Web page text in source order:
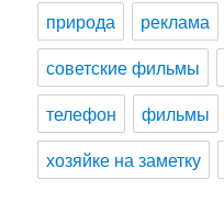
природа
реклама
советские фильмы
телефон
фильмы
хозяйке на заметку